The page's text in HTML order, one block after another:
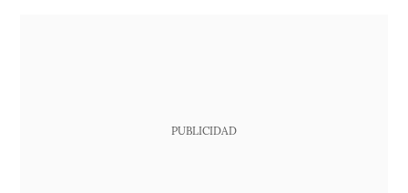
PUBLICIDAD